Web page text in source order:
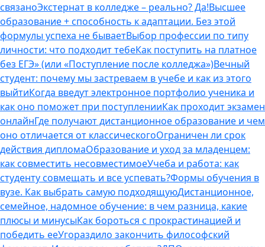
связаноЭкстернат в колледже – реально? Да!Высшее
образование + способность к адаптации. Без этой
формулы успеха не бываетВыбор профессии по типу
личности: что подходит тебеКак поступить на платное
без ЕГЭ» (или «Поступление после колледжа»)Вечный
студент: почему мы застреваем в учебе и как из этого
выйтиКогда введут электронное портфолио ученика и
как оно поможет при поступленииКак проходит экзамен
онлайнГде получают дистанционное образование и чем
оно отличается от классическогоОграничен ли срок
действия дипломаОбразование и уход за младенцем:
как совместить несовместимоеУчеба и работа: как
студенту совмещать и все успевать?Формы обучения в
вузе. Как выбрать самую подходящуюДистанционное,
семейное, надомное обучение: в чем разница, какие
плюсы и минусыКак бороться с прокрастинацией и
победить ееУгораздило закончить философский